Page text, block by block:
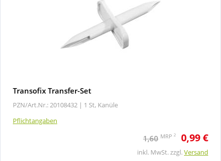
Transofix Transfer-Set
PZN/Art.Nr.: 20108432 | 1 St, Kanüle
Pflichtangaben
1,60 MRP 2 0,99 €
inkl. MwSt. zzgl.Versand